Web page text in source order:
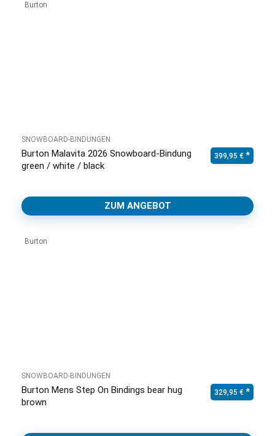
Burton
SNOWBOARD-BINDUNGEN
Burton Malavita 2026 Snowboard-Bindung
green / white / black
399,95 €
ZUM ANGEBOT
Burton
SNOWBOARD-BINDUNGEN
Burton Mens Step On Bindings bear hug
brown
329,95 €